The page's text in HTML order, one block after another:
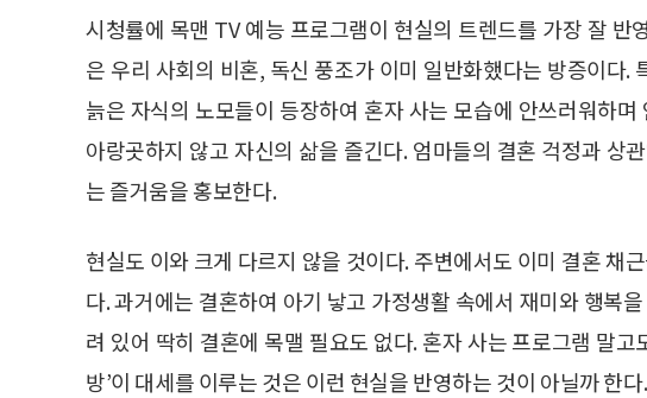
시청률에 목맨 TV 예능 프로그램이 현실의 트렌드를 가장 잘 반
은 우리 사회의 비혼, 독신 풍조가 이미 일반화했다는 방증이다.
늙은 자식의 노모들이 등장하여 혼자 사는 모습에 안쓰러워하
아랑곳하지 않고 자신의 삶을 즐긴다. 엄마들의 결혼 걱정과 상
는 즐거움을 홍보한다.
현실도 이와 크게 다르지 않을 것이다. 주변에서도 이미 결혼 채
다. 과거에는 결혼하여 아기 낳고 가정생활 속에서 재미와 행복
려 있어 딱히 결혼에 목맬 필요도 없다. 혼자 사는 프로그램 말고
방’이 대세를 이루는 것은 이런 현실을 반영하는 것이 아닐까 한다.